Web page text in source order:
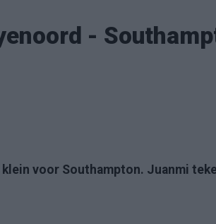
-
voor Southampton. Juanmi